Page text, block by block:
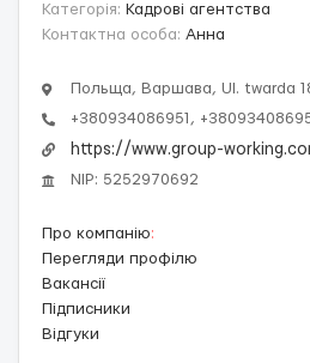
Категорія: Кадрові агентства
Контактна особа: Aнна
Польща, Варшава, Ul. twarda
+380934086951,
https://www.group-
NIP: 5252970692
Про компанію:
Перегляди профілю
Вакансії
Підписники
Відгуки